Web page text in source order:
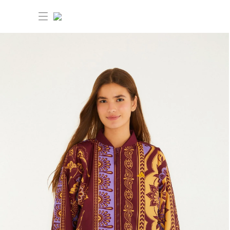
30% OFF ANIVERSÁRIO FARM
Novidades
Novidades
Ver tudo
Roupas
Roupas
Bazar
FARM Etc